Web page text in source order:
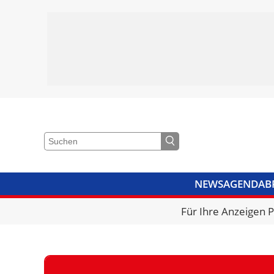
NEWSAGENDA
VIDEOSBIBLIOTHEK
Für Ihre Anzeigen